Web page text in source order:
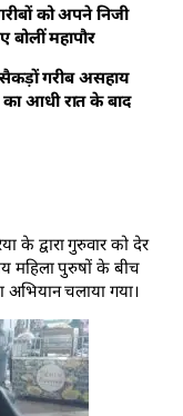
को अपने निजी
महापौर
गरीब असहाय
आधी रात के बाद
के द्वारा गुरुवार को देर
महिला पुरुषों के बीच
चलाया गया।